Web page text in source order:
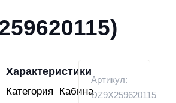
Характеристики
Категория Кабина
Артикул:
DZ9X259620115